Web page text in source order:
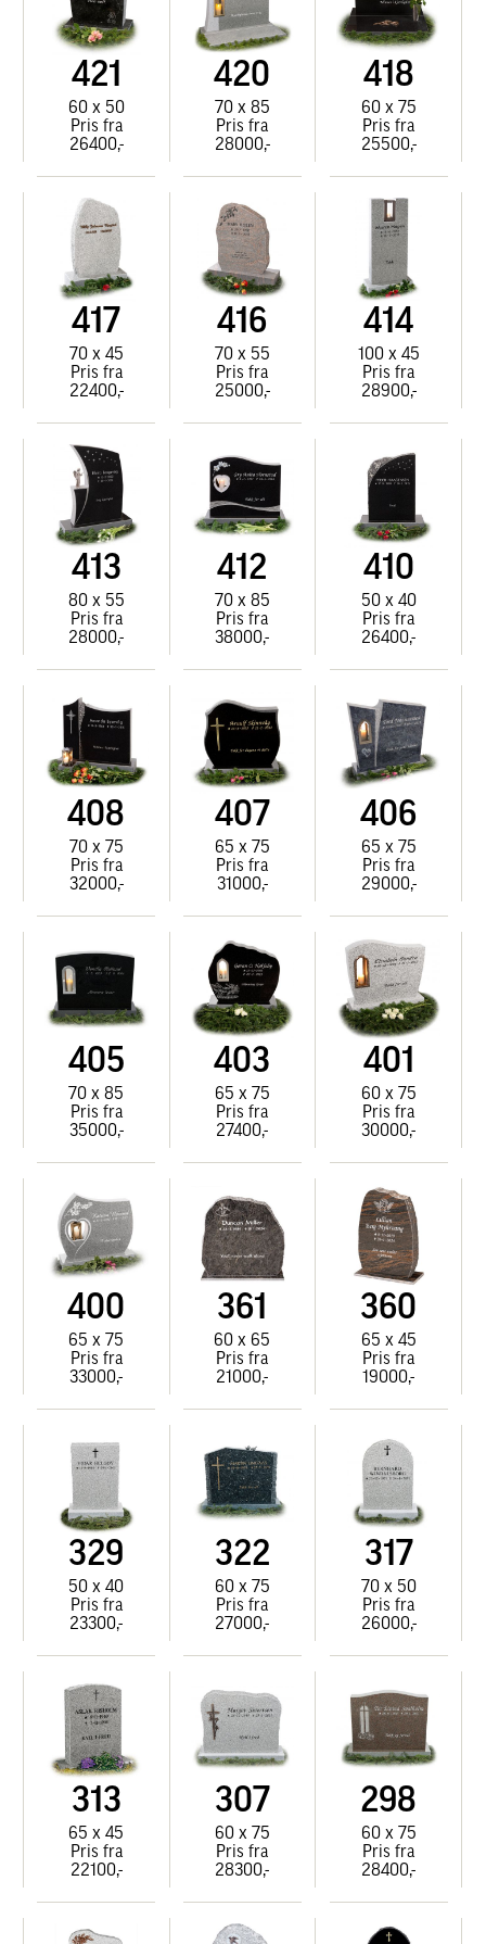
421
60 x 50
Pris fra
26400,-
420
70 x 85
Pris fra
28000,-
418
60 x 75
Pris fra
25500,-
417
70 x 45
Pris fra
22400,-
416
70 x 55
Pris fra
25000,-
414
100 x 45
Pris fra
28900,-
413
80 x 55
Pris fra
28000,-
412
70 x 85
Pris fra
38000,-
410
50 x 40
Pris fra
26400,-
408
70 x 75
Pris fra
32000,-
407
65 x 75
Pris fra
31000,-
406
65 x 75
Pris fra
29000,-
405
70 x 85
Pris fra
35000,-
403
65 x 75
Pris fra
27400,-
401
60 x 75
Pris fra
30000,-
400
65 x 75
Pris fra
33000,-
361
60 x 65
Pris fra
21000,-
360
65 x 45
Pris fra
19000,-
329
50 x 40
Pris fra
23300,-
322
60 x 75
Pris fra
27000,-
317
70 x 50
Pris fra
26000,-
313
65 x 45
Pris fra
22100,-
307
60 x 75
Pris fra
28300,-
298
60 x 75
Pris fra
28400,-